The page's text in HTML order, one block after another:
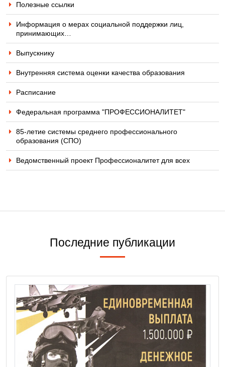
Полезные ссылки
Информация о мерах социальной поддержки лиц,
принимающих…
Выпускнику
Внутренняя система оценки качества образования
Расписание
Федеральная программа "ПРОФЕССИОНАЛИТЕТ"
85-летие системы среднего профессионального
образования (СПО)
Ведомственный проект Профессионалитет для всех
Последние публикации